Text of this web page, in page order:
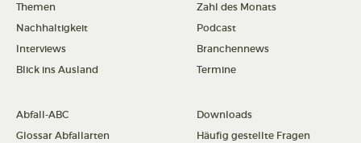
Themen
Nachhaltigkeit
Interviews
Blick ins Ausland
Zahl des Monats
Podcast
Branchennews
Termine
Abfall-ABC
Glossar Abfallarten
Downloads
Häufig gestellte Fragen